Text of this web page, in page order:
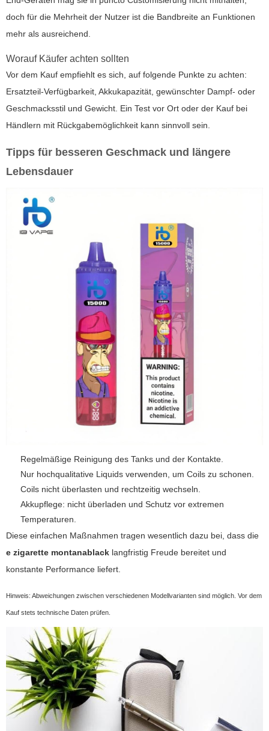
doch für die Mehrheit der Nutzer ist die Bandbreite an Funktionen
mehr als ausreichend.
Worauf Käufer achten sollten
Vor dem Kauf empfiehlt es sich, auf folgende Punkte zu achten:
Ersatzteil-Verfügbarkeit, Akkukapazität, gewünschter Dampf- oder
Geschmacksstil und Gewicht. Ein Test vor Ort oder der Kauf bei
Händlern mit Rückgabemöglichkeit kann sinnvoll sein.
Tipps für besseren Geschmack und längere
Lebensdauer
Regelmäßige Reinigung des Tanks und der Kontakte.
Nur hochqualitative Liquids verwenden, um Coils zu schonen.
Coils nicht überlasten und rechtzeitig wechseln.
Akkupflege: nicht überladen und Schutz vor extremen
Temperaturen.
Diese einfachen Maßnahmen tragen wesentlich dazu bei, dass die
e zigarette montanablack langfristig Freude bereitet und
konstante Performance liefert.
Hinweis: Abweichungen zwischen verschiedenen Modellvarianten sind möglich. Vor dem
Kauf stets technische Daten prüfen.